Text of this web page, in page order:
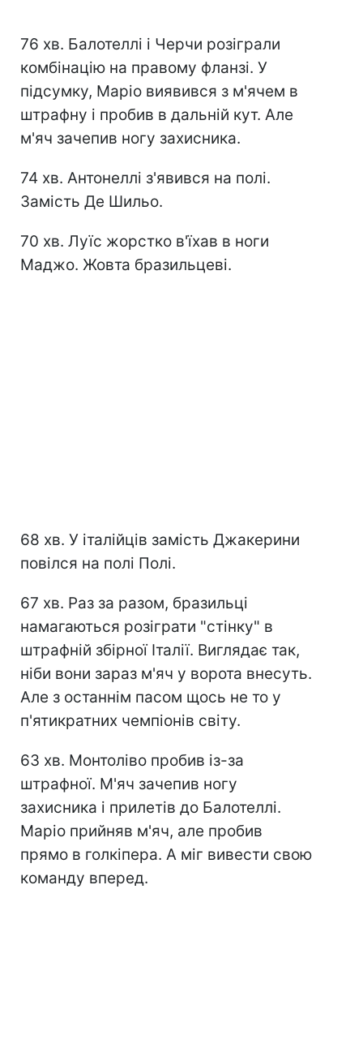
76 хв. Балотеллі і Черчи розіграли
комбінацію на правому фланзі. У
підсумку, Маріо виявився з м'ячем в
штрафну і пробив в дальній кут. Але
м'яч зачепив ногу захисника.
74 хв. Антонеллі з'явився на полі.
Замість Де Шильо.
70 хв. Луїс жорстко в'їхав в ноги
Маджо. Жовта бразильцеві.
68 хв. У італійців замість Джакерини
повілся на полі Полі.
67 хв. Раз за разом, бразильці
намагаються розіграти "стінку" в
штрафній збірної Італії. Виглядає так,
ніби вони зараз м'яч у ворота внесуть.
Але з останнім пасом щось не то у
п'ятикратних чемпіонів світу.
63 хв. Монтоліво пробив із-за
штрафної. М'яч зачепив ногу
захисника і прилетів до Балотеллі.
Маріо прийняв м'яч, але пробив
прямо в голкіпера. А міг вивести свою
команду вперед.